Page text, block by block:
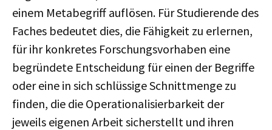
einem Metabegriff auflösen. Für Studierende des
Faches bedeutet dies, die Fähigkeit zu erlernen,
für ihr konkretes Forschungsvorhaben eine
begründete Entscheidung für einen der Begriffe
oder eine in sich schlüssige Schnittmenge zu
finden, die die Operationalisierbarkeit der
jeweils eigenen Arbeit sicherstellt und ihren